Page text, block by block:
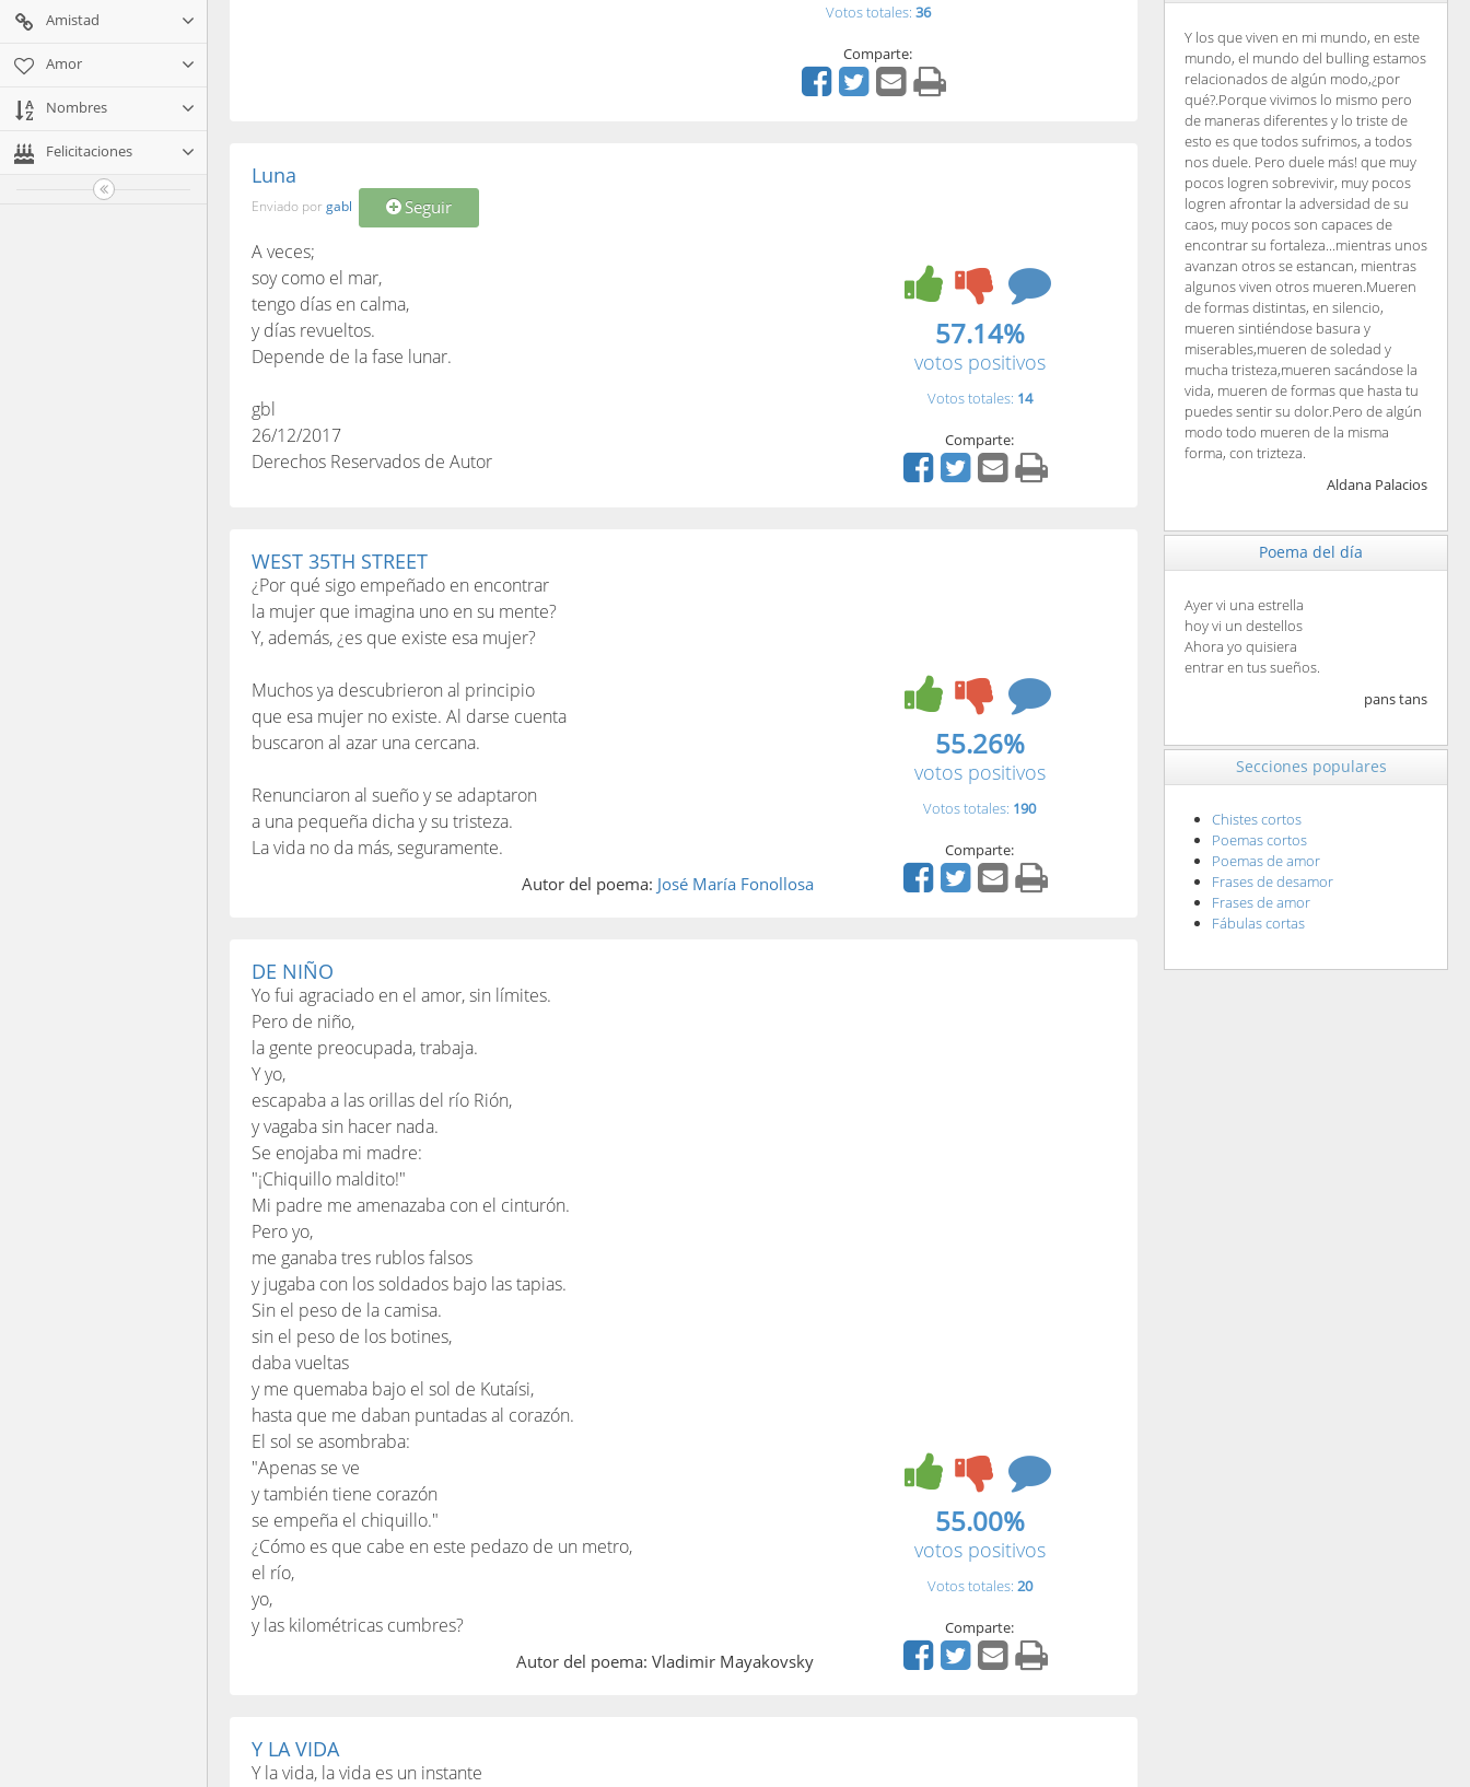
Amistad
Amor
Nombres
Felicitaciones
Votos totales: 36
Comparte:
Luna
Enviado por gabl Seguir
A veces;
soy como el mar,
tengo días en calma,
y días revueltos.
Depende de la fase lunar.
gbl
26/12/2017
Derechos Reservados de Autor
57.14%
votos positivos
Votos totales: 14
Comparte:
WEST 35TH STREET
¿Por qué sigo empeñado en encontrar
la mujer que imagina uno en su mente?
Y, además, ¿es que existe esa mujer?
Muchos ya descubrieron al principio
que esa mujer no existe. Al darse cuenta
buscaron al azar una cercana.
Renunciaron al sueño y se adaptaron
a una pequeña dicha y su tristeza.
La vida no da más, seguramente.
Autor del poema: José María Fonollosa
55.26%
votos positivos
Votos totales: 190
Comparte:
DE NIÑO
Yo fui agraciado en el amor, sin límites.
Pero de niño,
la gente preocupada, trabaja.
Y yo,
escapaba a las orillas del río Rión,
y vagaba sin hacer nada.
Se enojaba mi madre:
"¡Chiquillo maldito!"
Mi padre me amenazaba con el cinturón.
Pero yo,
me ganaba tres rublos falsos
y jugaba con los soldados bajo las tapias.
Sin el peso de la camisa.
sin el peso de los botines,
daba vueltas
y me quemaba bajo el sol de Kutaísi,
hasta que me daban puntadas al corazón.
El sol se asombraba:
"Apenas se ve
y también tiene corazón
se empeña el chiquillo."
¿Cómo es que cabe en este pedazo de un metro,
el río,
yo,
y las kilométricas cumbres?
Autor del poema: Vladimir Mayakovsky
55.00%
votos positivos
Votos totales: 20
Comparte:
Y LA VIDA
Y la vida, la vida es un instante
Y los que viven en mi mundo, en este
mundo, el mundo del bulling estamos
relacionados de algún modo,¿por
qué?.Porque vivimos lo mismo pero
de maneras diferentes y lo triste de
esto es que todos sufrimos, a todos
nos duele. Pero duele más! que muy
pocos logren sobrevivir, muy pocos
logren afrontar la adversidad de su
caos, muy pocos son capaces de
encontrar su fortaleza...mientras unos
avanzan otros se estancan, mientras
algunos viven otros mueren.Mueren
de formas distintas, en silencio,
mueren sintiéndose basura y
miserables,mueren de soledad y
mucha tristeza,mueren sacándose la
vida, mueren de formas que hasta tu
puedes sentir su dolor.Pero de algún
modo todo mueren de la misma
forma, con trizteza.
Aldana Palacios
Poema del día
Ayer vi una estrella
hoy vi un destellos
Ahora yo quisiera
entrar en tus sueños.
pans tans
Secciones populares
Chistes cortos
Poemas cortos
Poemas de amor
Frases de desamor
Frases de amor
Fábulas cortas